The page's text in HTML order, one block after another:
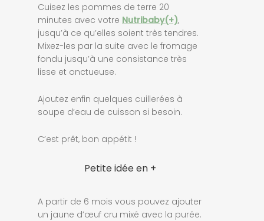
Cuisez les pommes de terre 20
minutes avec votre Nutribaby(+),
jusqu’à ce qu’elles soient très tendres.
Mixez-les par la suite avec le fromage
fondu jusqu’à une consistance très
lisse et onctueuse.
Ajoutez enfin quelques cuillerées à
soupe d’eau de cuisson si besoin.
C’est prêt, bon appétit !
Petite idée en +
A partir de 6 mois vous pouvez ajouter
un jaune d’œuf cru mixé avec la purée.